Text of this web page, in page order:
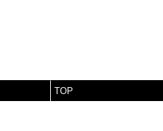
TOP